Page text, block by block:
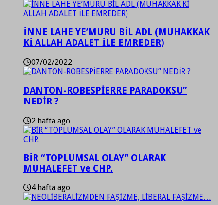
İNNE LAHE YE’MURU BİL ADL (MUHAKKAK
Kİ ALLAH ADALET İLE EMREDER)
07/02/2022
DANTON-ROBESPİERRE PARADOKSU”
NEDİR ?
2 hafta ago
BİR “TOPLUMSAL OLAY” OLARAK
MUHALEFET ve CHP.
4 hafta ago